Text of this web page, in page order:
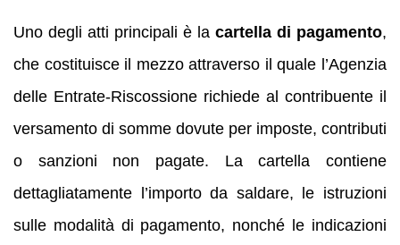
Uno degli atti principali è la cartella di pagamento,
che costituisce il mezzo attraverso il quale l’Agenzia
delle Entrate-Riscossione richiede al contribuente il
versamento di somme dovute per imposte, contributi
o sanzioni non pagate. La cartella contiene
dettagliatamente l’importo da saldare, le istruzioni
sulle modalità di pagamento, nonché le indicazioni